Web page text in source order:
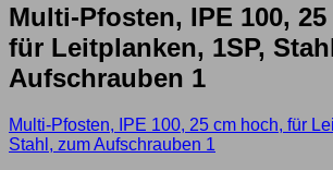
Multi-Pfosten, IPE 100,
für Leitplanken, 1SP,
Aufschrauben 1
Multi-Pfosten, IPE 100, 25 cm hoch, für
Stahl, zum Aufschrauben 1